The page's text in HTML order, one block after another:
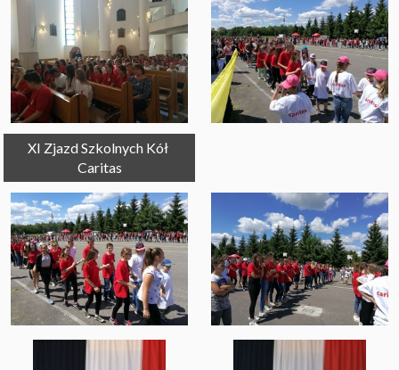
XI Zjazd Szkolnych Kół
Caritas